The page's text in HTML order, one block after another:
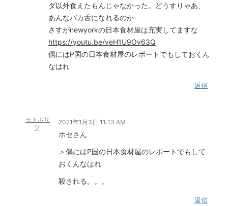
ダ以外食えたもんじゃなかった。どうすりゃあ、
あんなバカ舌になれるのか
さすがnewyorkの日本食材屋は充実してますな
https://youtu.be/veH1U9Ov63Q
偶にはP国の日本食材屋のレポートでもしておくん
なはれ
返信
モトボサ
ツ
2021年1月3日 11:13 AM
ホセさん
＞偶にはP国の日本食材屋のレポートでもして
おくんなはれ
殺される。。。
返信